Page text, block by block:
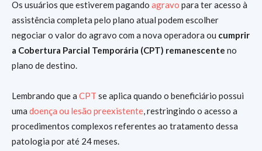
Os usuários que estiverem pagando agravo para ter acesso à
assistência completa pelo plano atual podem escolher
negociar o valor do agravo com a nova operadora ou cumprir
a Cobertura Parcial Temporária (CPT) remanescente no
plano de destino.
Lembrando que a CPT se aplica quando o beneficiário possui
uma doença ou lesão preexistente, restringindo o acesso a
procedimentos complexos referentes ao tratamento dessa
patologia por até 24 meses.